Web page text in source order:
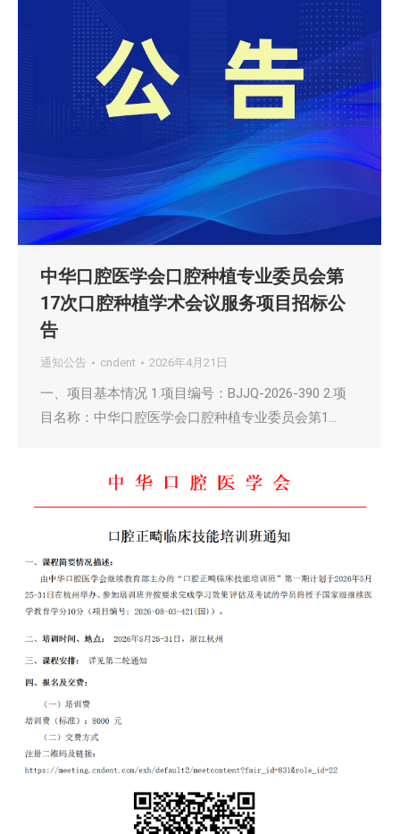
中华口腔医学会口腔种植专业委员会第
17次口腔种植学术会议服务项目招标公
告
通知公告 cndent 2026年4月21日
一、项目基本情况 1.项目编号：BJJQ-2026-390 2.项
目名称：中华口腔医学会口腔种植专业委员会第1…